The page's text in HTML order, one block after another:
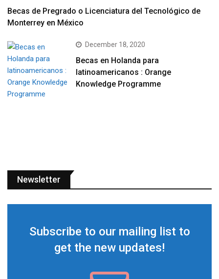
Becas de Pregrado o Licenciatura del Tecnológico de
Monterrey en México
December 18, 2020
Becas en Holanda para
latinoamericanos : Orange
Knowledge Programme
Newsletter
Subscribe to our mailing list to
get the new updates!